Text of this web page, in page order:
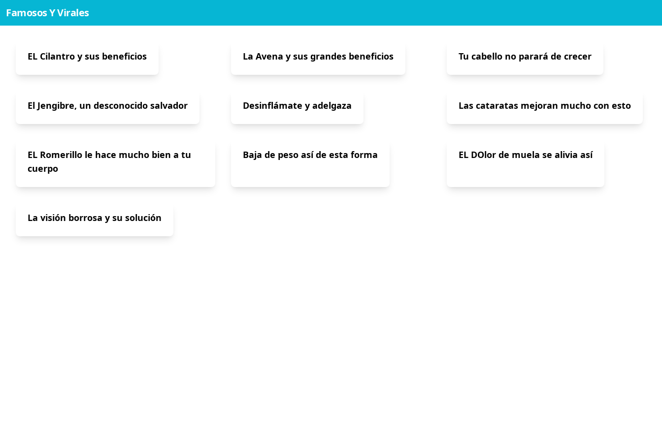
Famosos Y Virales
EL Cilantro y sus beneficios La Avena y sus grandes beneficios Tu cabello no parará de crecer
El Jengibre, un desconocido salvador Desinflámate y adelgaza Las cataratas mejoran mucho con esto
EL Romerillo le hace mucho bien a tu
cuerpo
Baja de peso así de esta forma EL DOlor de muela se alivia así
La visión borrosa y su solución